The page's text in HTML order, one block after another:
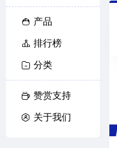
产品
排行榜
分类
赞赏支持
关于我们